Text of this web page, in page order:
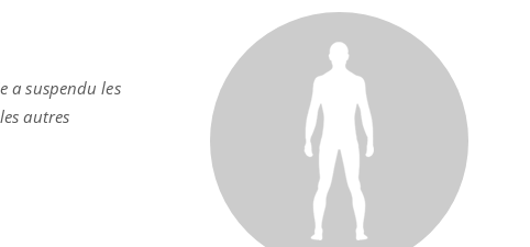
a suspendu les
autres